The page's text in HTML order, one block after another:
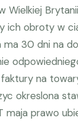
Wielkiej
ich obroty w
ma 30 dni na
na
okreslona
maja prawo